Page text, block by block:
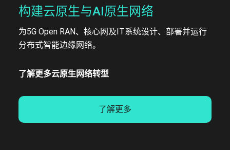
构建云原生与AI原生网络
为5G Open RAN、核心网及IT系统设计、部署并运行
分布式智能边缘网络。
了解更多云原生网络转型
了解更多